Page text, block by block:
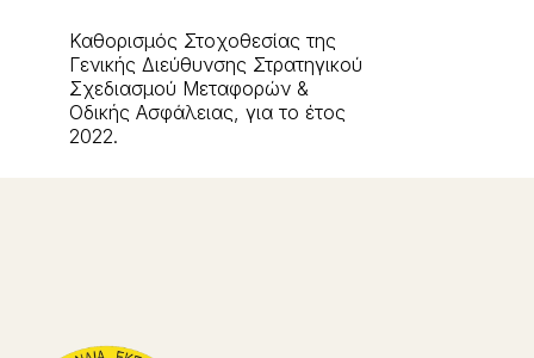
Καθορισμός Στοχοθεσίας της
Γενικής Διεύθυνσης Στρατηγικού
Σχεδιασμού Μεταφορών &
Οδικής Ασφάλειας, για το έτος
2022.